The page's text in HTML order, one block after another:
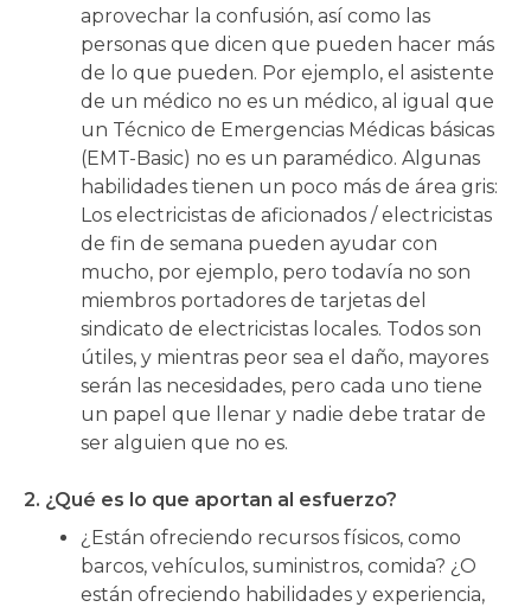
aprovechar la confusión, así como las
personas que dicen que pueden hacer más
de lo que pueden. Por ejemplo, el asistente
de un médico no es un médico, al igual que
un Técnico de Emergencias Médicas básicas
(EMT-Basic) no es un paramédico. Algunas
habilidades tienen un poco más de área gris:
Los electricistas de aficionados / electricistas
de fin de semana pueden ayudar con
mucho, por ejemplo, pero todavía no son
miembros portadores de tarjetas del
sindicato de electricistas locales. Todos son
útiles, y mientras peor sea el daño, mayores
serán las necesidades, pero cada uno tiene
un papel que llenar y nadie debe tratar de
ser alguien que no es.
2. ¿Qué es lo que aportan al esfuerzo?
¿Están ofreciendo recursos físicos, como
barcos, vehículos, suministros, comida? ¿O
están ofreciendo habilidades y experiencia,